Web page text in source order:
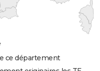
ce département